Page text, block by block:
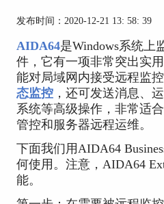
发布时间：2020-12-21 13: 58: 39
AIDA64是Windows系统上
件，它有一项非常突出实
能对局域网内接受远程监
态监控，还可发送消息、
系统等高级操作，非常适
管控和服务器远程运维。
下面我们用AIDA64
何使用。注意，AIDA64
能。